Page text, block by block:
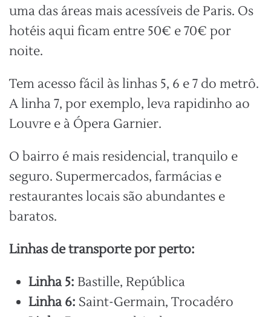
uma das áreas mais acessíveis de Paris. Os
hotéis aqui ficam entre 50€ e 70€ por
noite.
Tem acesso fácil às linhas 5, 6 e 7 do metrô.
A linha 7, por exemplo, leva rapidinho ao
Louvre e à Ópera Garnier.
O bairro é mais residencial, tranquilo e
seguro. Supermercados, farmácias e
restaurantes locais são abundantes e
baratos.
Linhas de transporte por perto:
Linha 5: Bastille, República
Linha 6: Saint-Germain, Trocadéro